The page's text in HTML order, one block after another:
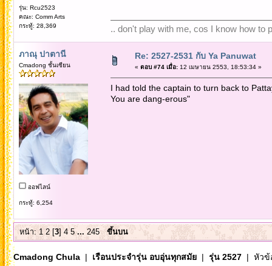
รุ่น: Rcu2523
คณะ: Comm Arts
กระทู้: 28,369
.. don't play with me, cos I know how to
ภาณุ ปาตานี
Cmadong ชั้นเซียน
ออฟไลน์
กระทู้: 6,254
Re: 2527-2531 กับ Ya Panuwat
« ตอบ #74 เมื่อ:12 เมษายน 2553, 18:53:34 »
I had told the captain to turn back to
You are dang-erous"
หน้า:1 2[3]4 5 ...245 ขึ้นบน
Cmadong Chula| เรือนประจำรุ่น อบอุ่นทุกสมัย| รุ่น 2527| หัวข้